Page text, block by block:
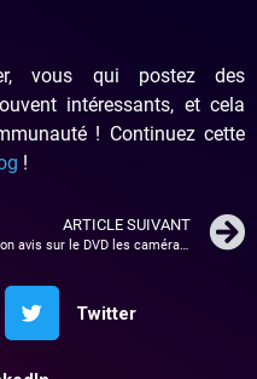
vous qui postez des
intéressants, et cela
! Continuez cette
!
ARTICLE SUIVANT
Mon avis sur le DVD les caméras planquées de Francois Damiens !
Twitter